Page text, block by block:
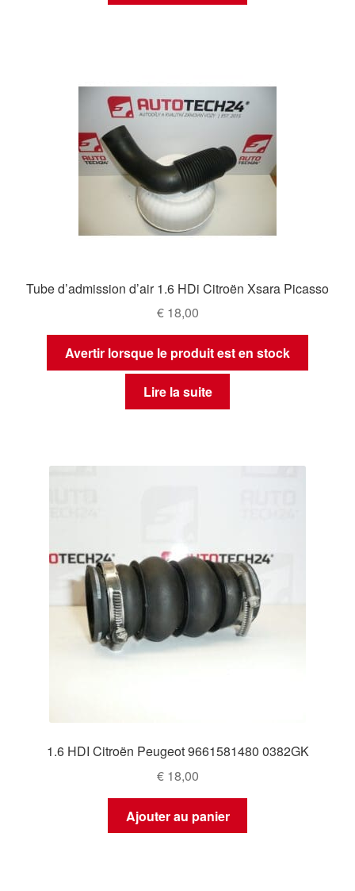
Tube d’admission d’air 1.6 HDi Citroën Xsara Picasso
€18,00
Avertir lorsque le produit est en stock
Lire la suite
1.6 HDI Citroën Peugeot 9661581480 0382GK
€18,00
Ajouter au panier